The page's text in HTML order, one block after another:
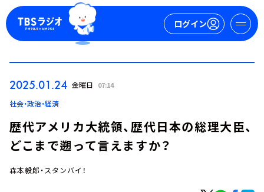
ログイン
2025.01.24 金曜日 07:14
社会・政治・経済
歴代アメリカ大統領、歴代日本の総理大臣、
どこまで遡って言えますか？
森本毅郎・スタンバイ！